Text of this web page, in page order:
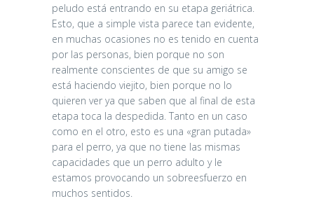
peludo está entrando en su etapa geriátrica.
Esto, que a simple vista parece tan evidente,
en muchas ocasiones no es tenido en cuenta
por las personas, bien porque no son
realmente conscientes de que su amigo se
está haciendo viejito, bien porque no lo
quieren ver ya que saben que al final de esta
etapa toca la despedida. Tanto en un caso
como en el otro, esto es una «gran putada»
para el perro, ya que no tiene las mismas
capacidades que un perro adulto y le
estamos provocando un sobreesfuerzo en
muchos sentidos.